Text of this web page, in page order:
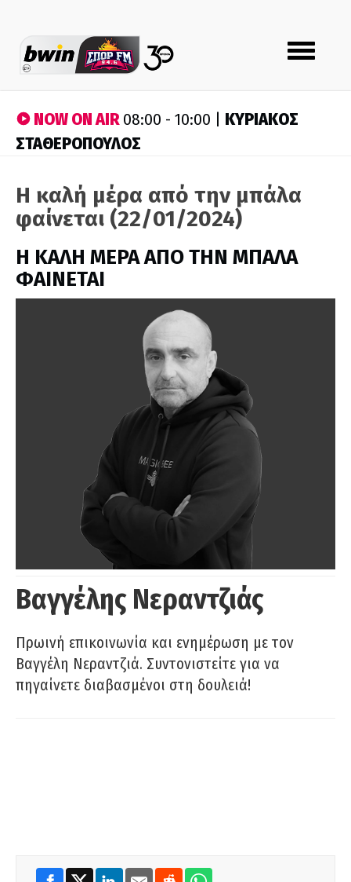
Toggle
navigation
NOW ON AIR08:00 - 10:00 | ΚΥΡΙΑΚΟΣ
ΣΤΑΘΕΡΟΠΟΥΛΟΣ
H καλή μέρα από την μπάλα
φαίνεται (22/01/2024)
H ΚΑΛΗ ΜΕΡΑ ΑΠΟ ΤΗΝ ΜΠΑΛΑ
ΦΑΙΝΕΤΑΙ
Βαγγέλης Νεραντζιάς
Πρωινή επικοινωνία και ενημέρωση με τον
Βαγγέλη Νεραντζιά. Συντονιστείτε για να
πηγαίνετε διαβασμένοι στη δουλειά!